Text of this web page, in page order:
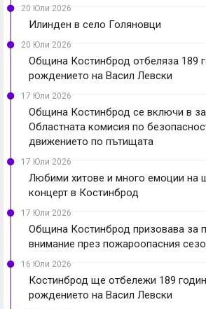
20 Юли 2026
Илинден в село Голяновци
20 Юли 2026
Община Костинброд отбеляза 189
рождението на Васил Левски
17 Юли 2026
Община Костинброд се включи в
Областната комисия по
движението по пътищата
17 Юли 2026
Любими хитове и много емоции на
концерт в Костинброд
17 Юли 2026
Община Костинброд призовава за
внимание през пожароопасния
16 Юли 2026
Костинброд ще отбележи 189
рождението на Васил Левски